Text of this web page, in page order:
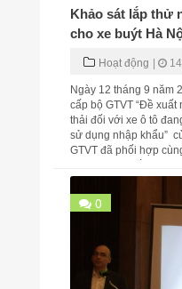
Khảo sát lắp thử
cho xe buýt Hà
Hoạt động |
Ngày 12 tháng 9 năm
cấp bộ GTVT “Đề
thải đối với xe ô tô
sử dụng nhập khẩu”
GTVT đã phối hợp
t...
0